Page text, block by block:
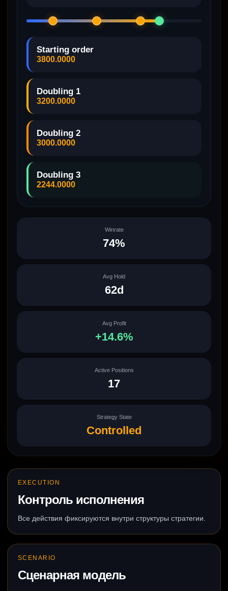
Starting order
3800.0000
Doubling 1
3200.0000
Doubling 2
3000.0000
Doubling 3
2244.0000
Winrate
74%
Avg Hold
62d
Avg Profit
+14.6%
Active Positions
17
Strategy State
Controlled
EXECUTION
Контроль исполнения
Все действия фиксируются внутри структуры стратегии.
SCENARIO
Сценарная модель